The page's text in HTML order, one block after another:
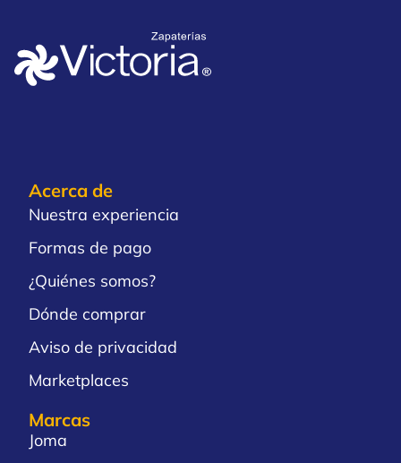
Acerca de
Nuestra experiencia
Formas de pago
¿Quiénes somos?
Dónde comprar
Aviso de privacidad
Marketplaces
Marcas
Joma